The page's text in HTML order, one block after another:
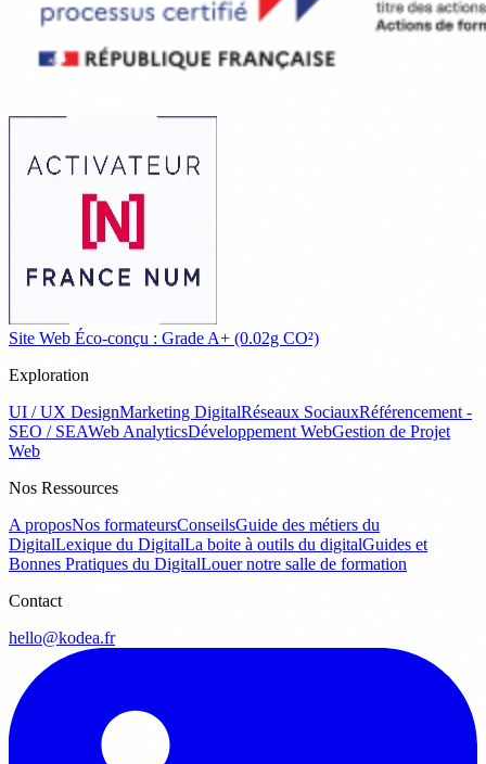
Site Web Éco-conçu : Grade A+ (0.02g CO²)
Exploration
UI / UX DesignMarketing DigitalRéseaux SociauxRéférencement -
SEO / SEAWeb AnalyticsDéveloppement WebGestion de Projet
Web
Nos Ressources
A proposNos formateursConseilsGuide des métiers du
DigitalLexique du DigitalLa boite à outils du digitalGuides et
Bonnes Pratiques du DigitalLouer notre salle de formation
Contact
hello@kodea.fr